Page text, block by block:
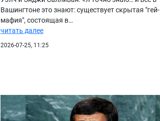
Вашингтоне это знают: существует скрытая "гей-
мафия", состоящая в…
читать далее
2026-07-25, 11:25